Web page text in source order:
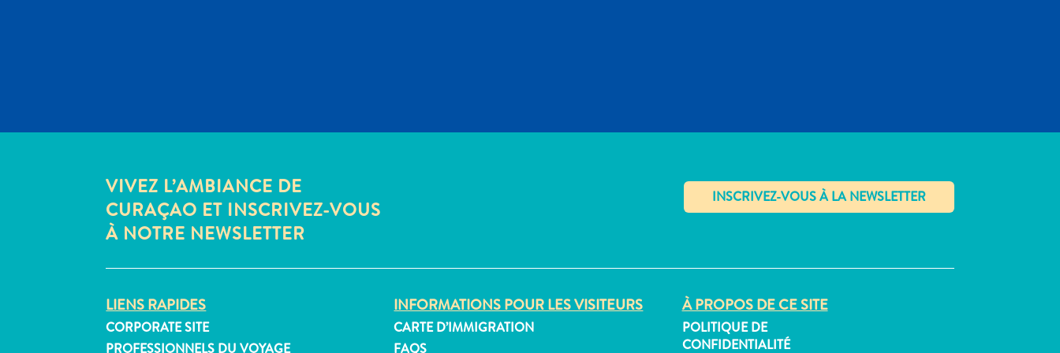
VIVEZ L’AMBIANCE DE
CURAÇAO ET INSCRIVEZ-VOUS
À NOTRE NEWSLETTER
✕
LIENS RAPIDES
CORPORATE SITE
PROFESSIONNELS DU VOYAGE
INFORMATIONS POUR LES VISITEURS
CARTE D’IMMIGRATION
FAQS
À PROPOS DE CE SITE
POLITIQUE DE
CONFIDENTIALITÉ